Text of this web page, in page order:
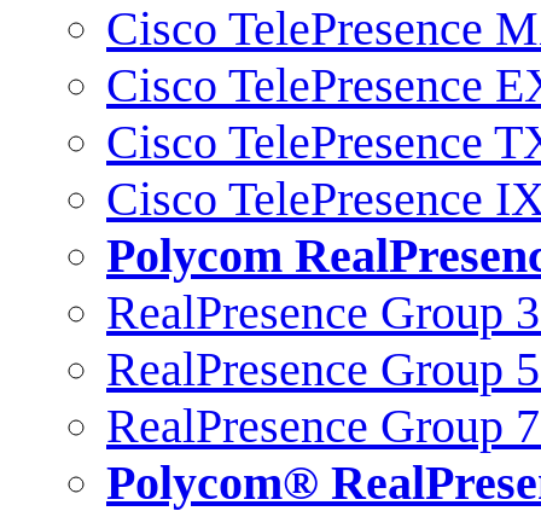
Cisco TelePresence
Cisco TelePresence
Cisco TelePresence
Cisco TelePresence
Polycom
RealPresence Group
RealPresence Group
RealPresence Group
Polycom®